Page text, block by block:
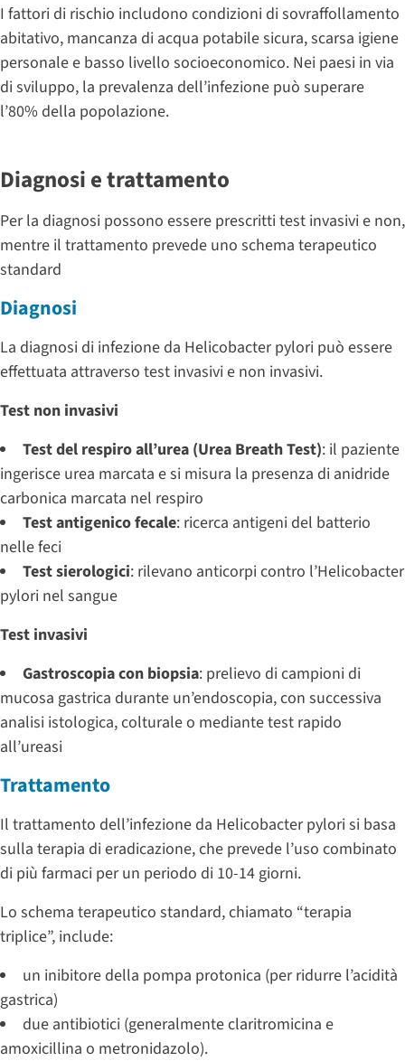
I fattori di rischio includono condizioni di sovraffollamento
abitativo, mancanza di acqua potabile sicura, scarsa igiene
personale e basso livello socioeconomico. Nei paesi in via
di sviluppo, la prevalenza dell’infezione può superare
l’80% della popolazione.
Diagnosi e trattamento
Per la diagnosi possono essere prescritti test invasivi e non,
mentre il trattamento prevede uno schema terapeutico
standard
Diagnosi
La diagnosi di infezione da Helicobacter pylori può essere
effettuata attraverso test invasivi e non invasivi.
Test non invasivi
Test del respiro all’urea (Urea Breath Test): il paziente
ingerisce urea marcata e si misura la presenza di anidride
carbonica marcata nel respiro
Test antigenico fecale: ricerca antigeni del batterio
nelle feci
Test sierologici: rilevano anticorpi contro l’Helicobacter
pylori nel sangue
Test invasivi
Gastroscopia con biopsia: prelievo di campioni di
mucosa gastrica durante un’endoscopia, con successiva
analisi istologica, colturale o mediante test rapido
all’ureasi
Trattamento
Il trattamento dell’infezione da Helicobacter pylori si basa
sulla terapia di eradicazione, che prevede l’uso combinato
di più farmaci per un periodo di 10-14 giorni.
Lo schema terapeutico standard, chiamato “terapia
triplice”, include:
un inibitore della pompa protonica (per ridurre l’acidità
gastrica)
due antibiotici (generalmente claritromicina e
amoxicillina o metronidazolo).